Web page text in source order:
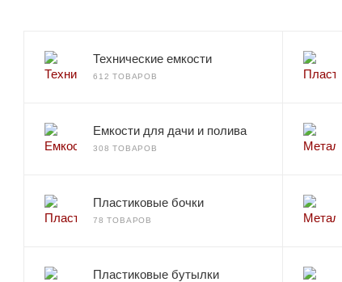
Технические емкости
612 ТОВАРОВ
Емкости для дачи и полива
308 ТОВАРОВ
Пластиковые бочки
78 ТОВАРОВ
Пластиковые бутылки